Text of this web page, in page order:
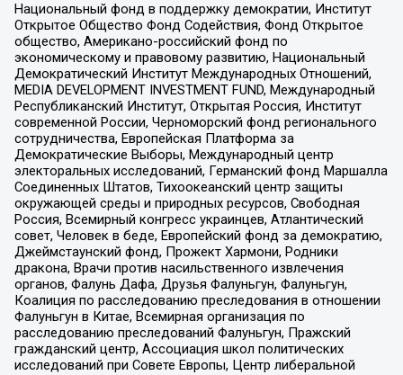
Национальный фонд в поддержку демократии, Институт
Открытое Общество Фонд Содействия, Фонд Открытое
общество, Американо-российский фонд по
экономическому и правовому развитию, Национальный
Демократический Институт Международных Отношений,
MEDIA DEVELOPMENT INVESTMENT FUND, Международный
Республиканский Институт, Открытая Россия, Институт
современной России, Черноморский фонд регионального
сотрудничества, Европейская Платформа за
Демократические Выборы, Международный центр
электоральных исследований, Германский фонд Маршалла
Соединенных Штатов, Тихоокеанский центр защиты
окружающей среды и природных ресурсов, Свободная
Россия, Всемирный конгресс украинцев, Атлантический
совет, Человек в беде, Европейский фонд за демократию,
Джеймстаунский фонд, Прожект Хармони, Родники
дракона, Врачи против насильственного извлечения
органов, Фалунь Дафа, Друзья Фалуньгун, Фалуньгун,
Коалиция по расследованию преследования в отношении
Фалуньгун в Китае, Всемирная организация по
расследованию преследований Фалуньгун, Пражский
гражданский центр, Ассоциация школ политических
исследований при Совете Европы, Центр либеральной